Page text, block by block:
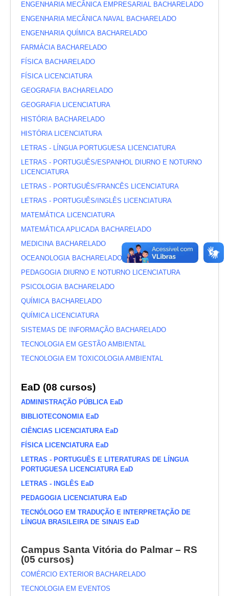
ENGENHARIA MECÂNICA EMPRESARIAL BACHARELADO
ENGENHARIA MECÂNICA NAVAL BACHARELADO
ENGENHARIA QUÍMICA BACHARELADO
FARMÁCIA BACHARELADO
FÍSICA BACHARELADO
FÍSICA LICENCIATURA
GEOGRAFIA BACHARELADO
GEOGRAFIA LICENCIATURA
HISTÓRIA BACHARELADO
HISTÓRIA LICENCIATURA
LETRAS - LÍNGUA PORTUGUESA LICENCIATURA
LETRAS - PORTUGUÊS/ESPANHOL DIURNO E NOTURNO
LICENCIATURA
LETRAS - PORTUGUÊS/FRANCÊS LICENCIATURA
LETRAS - PORTUGUÊS/INGLÊS LICENCIATURA
MATEMÁTICA LICENCIATURA
MATEMÁTICA APLICADA BACHARELADO
MEDICINA BACHARELADO
OCEANOLOGIA BACHARELADO
PEDAGOGIA DIURNO E NOTURNO LICENCIATURA
PSICOLOGIA BACHARELADO
QUÍMICA BACHARELADO
QUÍMICA LICENCIATURA
SISTEMAS DE INFORMAÇÃO BACHARELADO
TECNOLOGIA EM GESTÃO AMBIENTAL
TECNOLOGIA EM TOXICOLOGIA AMBIENTAL
EaD (08 cursos)
ADMINISTRAÇÃO PÚBLICA EaD
BIBLIOTECONOMIA EaD
CIÊNCIAS LICENCIATURA EaD
FÍSICA LICENCIATURA EaD
LETRAS - PORTUGUÊS E LITERATURAS DE LÍNGUA
PORTUGUESA LICENCIATURA EaD
LETRAS - INGLÊS EaD
PEDAGOGIA LICENCIATURA EaD
TECNÓLOGO EM TRADUÇÃO E INTERPRETAÇÃO DE
LÍNGUA BRASILEIRA DE SINAIS EaD
Campus Santa Vitória do Palmar – RS
(05 cursos)
COMÉRCIO EXTERIOR BACHARELADO
TECNOLOGIA EM EVENTOS